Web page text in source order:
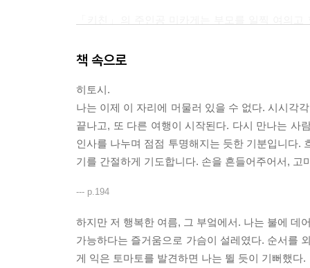
유이치의 엄마로 보이는 에리코는 원래 유이치
미카게의 이야기라면 「만월」은 엄마 에리코를
미카게와 유이치, 아내가 죽은 뒤 성을 전환해
히라기까지 모두 아픔을 지닌 외로운 사람들이
다행이었지.” 유이치의 엄마 에리코의 말대로
외로움에 어쩔 줄 모르고 당황하지만 상처를 억지
방법을 찾아내고, 서로에 대한 염려에서 우러난
책 속으로
히토시.
나는 이제 이 자리에 머물러 있을 수 없다. 시시각
끝나고, 또 다른 여행이 시작된다. 다시 만나는 사
인사를 나누며 점점 투명해지는 듯한 기분입니다.
기를 간절하게 기도합니다. 손을 흔들어주어서,
--- p.194
하지만 저 행복한 여름, 그 부엌에서. 나는 불에 데
가능하다는 즐거움으로 가슴이 설레였다. 순서를
게 익은 토마토를 발견하면 나는 뛸 듯이 기뻐했다.